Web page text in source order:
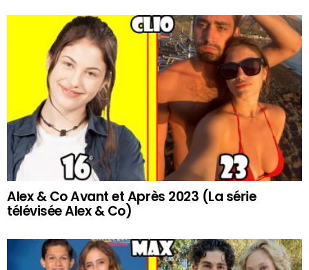
Alex & Co Avant et Après 2023 (La série
télévisée Alex & Co)